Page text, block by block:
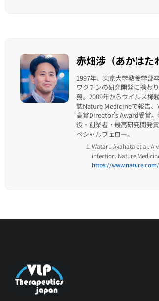
赤畑渉（あかはた
1997年、東京大学教養学部
ワクチンの研究開発に携わ
務。2009年からウイルス様
誌Nature Medicineで報告、
高賞Director’s Award受賞
役・創業者・最高研究開発
ペシャルフェロー。
Wataru Akahata et al. A
infection. Nature
https://